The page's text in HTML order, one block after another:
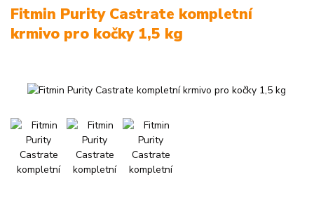
Fitmin Purity Castrate kompletní
krmivo pro kočky 1,5 kg